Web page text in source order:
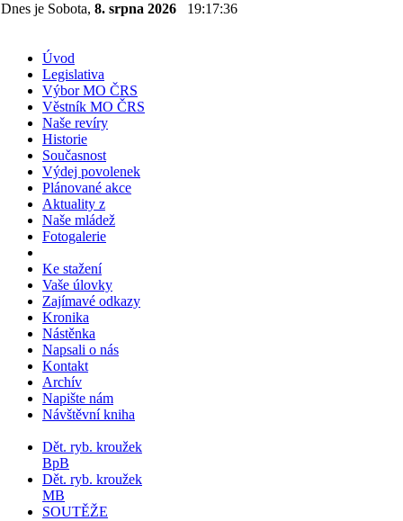
Dnes je Sobota, 8. srpna 2026 19:17:36
Úvod
Legislativa
Výbor MO ČRS
Věstník MO ČRS
Naše revíry
Historie
Současnost
Výdej povolenek
Plánované akce
Aktuality z
Naše mládež
Fotogalerie
Ke stažení
Vaše úlovky
Zajímavé odkazy
Kronika
Nástěnka
Napsali o nás
Kontakt
Archív
Napište nám
Návštěvní kniha
Dět. ryb. kroužek
BpB
Dět. ryb. kroužek
MB
SOUTĚŽE